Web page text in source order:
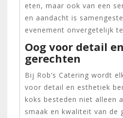
eten, maar ook van een
en aandacht is
evenement onvergetelijk
Oog voor detail
gerechten
Bij Rob’s Catering wordt
voor detail en esthetiek
koks besteden niet alleen
smaak en kwaliteit van de